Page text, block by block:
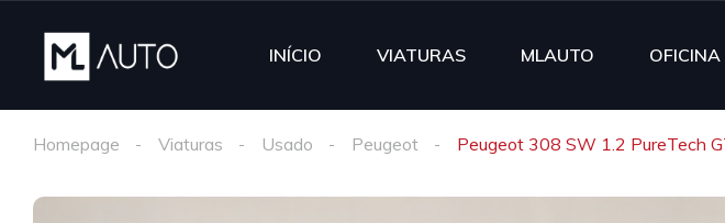
INÍCIO VIATURAS MLAUTO OFICINA
Homepage Viaturas Usado Peugeot Peugeot 308 SW 1.2 PureTech